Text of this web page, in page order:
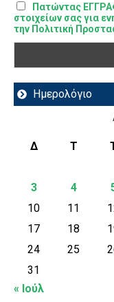
Πατώντας
στοιχείων σας για
την Πολιτική
Ημερολόγιο
Δ Τ
3
4
10
11
17
18
24
25
31
« Ιούλ